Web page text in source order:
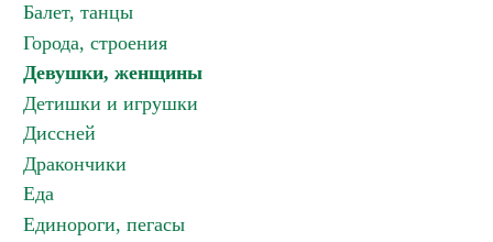
Балет, танцы
Города, строения
Девушки, женщины
Детишки и игрушки
Диссней
Дракончики
Еда
Единороги, пегасы